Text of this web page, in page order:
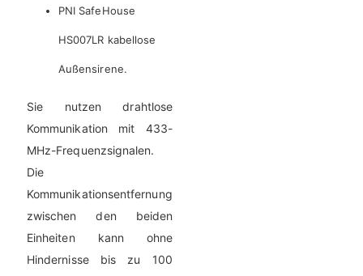
PNI SafeHouse
HS007LR kabellose
Außensirene.
Sie nutzen drahtlose
Kommunikation mit 433-
MHz-Frequenzsignalen.
Die
Kommunikationsentfernung
zwischen den beiden
Einheiten kann ohne
Hindernisse bis zu 100